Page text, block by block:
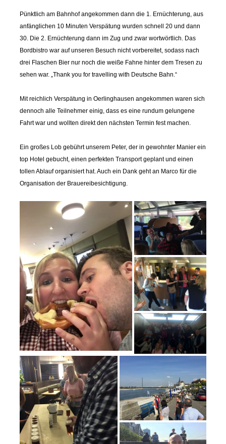
Pünktlich am Bahnhof angekommen dann die 1. Ernüchterung, aus
anfänglichen 10 Minuten Verspätung wurden schnell 20 und dann
30. Die 2. Ernüchterung dann im Zug und zwar wortwörtlich. Das
Bordbistro war auf unseren Besuch nicht vorbereitet, sodass nach
drei Flaschen Bier nur noch die weiße Fahne hinter dem Tresen zu
sehen war. „Thank you for travelling with Deutsche Bahn.“
Mit reichlich Verspätung in Oerlinghausen angekommen waren sich
dennoch alle Teilnehmer einig, dass es eine rundum gelungene
Fahrt war und wollten direkt den nächsten Termin fest machen.
Ein großes Lob gebührt unserem Peter, der in gewohnter Manier ein
top Hotel gebucht, einen perfekten Transport geplant und einen
tollen Ablauf organisiert hat. Auch ein Dank geht an Marco für die
Organisation der Brauereibesichtigung.